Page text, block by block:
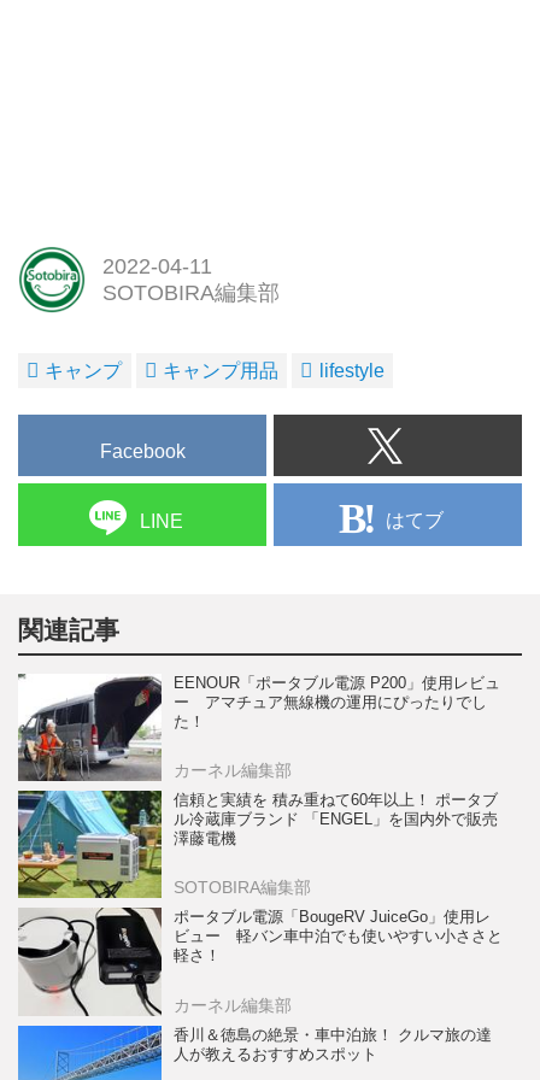
2022-04-11
SOTOBIRA編集部
キャンプ キャンプ用品 lifestyle
Facebook
LINE はてブ
関連記事
EENOUR「ポータブル電源 P200」使用レビュ
ー アマチュア無線機の運用にぴったりでし
た！
カーネル編集部
信頼と実績を 積み重ねて60年以上！ ポータブ
ル冷蔵庫ブランド 「ENGEL」を国内外で販売
澤藤電機
SOTOBIRA編集部
ポータブル電源「BougeRV JuiceGo」使用レ
ビュー 軽バン車中泊でも使いやすい小ささと
軽さ！
カーネル編集部
香川＆徳島の絶景・車中泊旅！ クルマ旅の達
人が教えるおすすめスポット